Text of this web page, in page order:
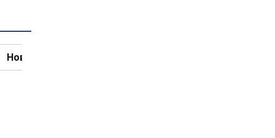
Новини кулінарії